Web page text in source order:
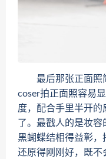
最后那张正面照
coser拍正面照容易
度，配合手里半开
了。最戳人的是妆
黑蝴蝶结相得益彰，
还原得刚刚好，既不